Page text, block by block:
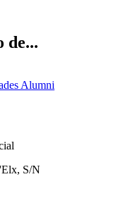
de...
Alumni
S/N